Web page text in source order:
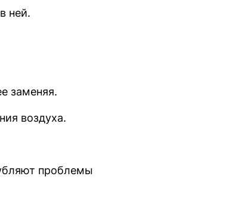
ней.
заменяя.
воздуха.
проблемы